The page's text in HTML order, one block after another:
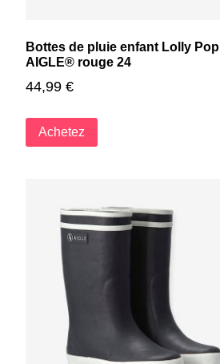
Bottes de pluie enfant Lolly Pop
AIGLE® rouge 24
44,99 €
Achetez